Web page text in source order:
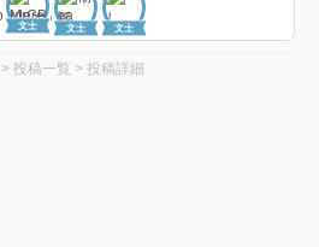
文士 文士 文士
> 投稿一覧 > 投稿詳細